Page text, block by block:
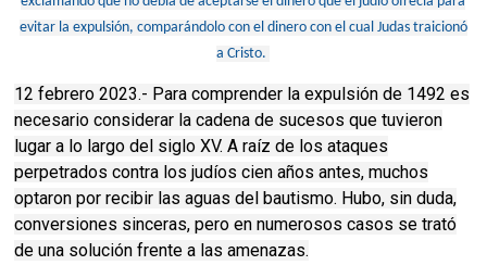
evitar la expulsión, comparándolo con el dinero con el cual Judas traicionó
a Cristo.
12 febrero 2023.- Para comprender la expulsión de 1492 es
necesario considerar la cadena de sucesos que tuvieron
lugar a lo largo del siglo XV. A raíz de los ataques
perpetrados contra los judíos cien años antes, muchos
optaron por recibir las aguas del bautismo. Hubo, sin duda,
conversiones sinceras, pero en numerosos casos se trató
de una solución frente a las amenazas.